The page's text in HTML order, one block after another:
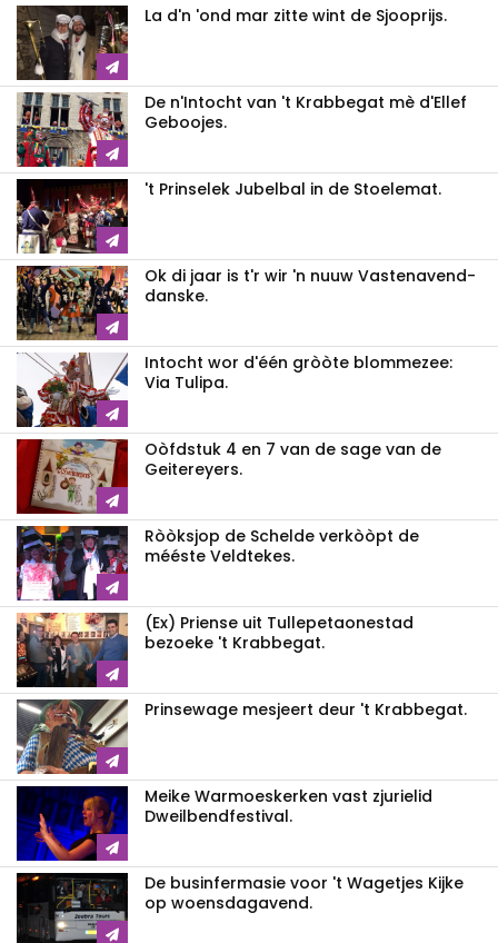
La d'n 'ond mar zitte wint de Sjooprijs.
De n'Intocht van 't Krabbegat mè d'Ellef
Geboojes.
't Prinselek Jubelbal in de Stoelemat.
Ok di jaar is t'r wir 'n nuuw Vastenavend-
danske.
Intocht wor d'één gròòte blommezee:
Via Tulipa.
Oòfdstuk 4 en 7 van de sage van de
Geitereyers.
Ròòksjop de Schelde verkòòpt de
mééste Veldtekes.
(Ex) Priense uit Tullepetaonestad
bezoeke 't Krabbegat.
Prinsewage mesjeert deur 't Krabbegat.
Meike Warmoeskerken vast zjurielid
Dweilbendfestival.
De businfermasie voor 't Wagetjes Kijke
op woensdagavend.